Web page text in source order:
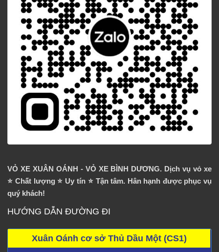
VỎ XE XUÂN OÁNH - VỎ XE BÌNH DƯƠNG. Dịch vụ vỏ xe
⭐️ Chất lượng ⭐️ Uy tín ⭐️ Tận tâm. Hân hạnh được phục vụ
quý khách!
HƯỚNG DẪN ĐƯỜNG ĐI
Xuân Oánh cơ sở Thủ Dầu Một (CS1)